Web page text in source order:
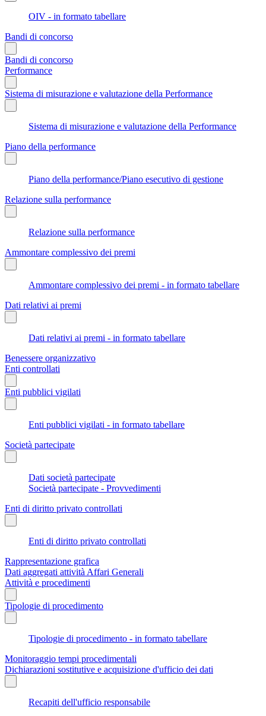
OIV - in formato tabellare
Bandi di concorso
Bandi di concorso
Performance
Sistema di misurazione e valutazione della Performance
Sistema di misurazione e valutazione della Performance
Piano della performance
Piano della performance/Piano esecutivo di gestione
Relazione sulla performance
Relazione sulla performance
Ammontare complessivo dei premi
Ammontare complessivo dei premi - in formato tabellare
Dati relativi ai premi
Dati relativi ai premi - in formato tabellare
Benessere organizzativo
Enti controllati
Enti pubblici vigilati
Enti pubblici vigilati - in formato tabellare
Società partecipate
Dati società partecipate
Società partecipate - Provvedimenti
Enti di diritto privato controllati
Enti di diritto privato controllati
Rappresentazione grafica
Dati aggregati attività Affari Generali
Attività e procedimenti
Tipologie di procedimento
Tipologie di procedimento - in formato tabellare
Monitoraggio tempi procedimentali
Dichiarazioni sostitutive e acquisizione d'ufficio dei dati
Recapiti dell'ufficio responsabile